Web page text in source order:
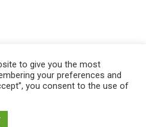
to give you the most
your preferences and
you consent to the use of